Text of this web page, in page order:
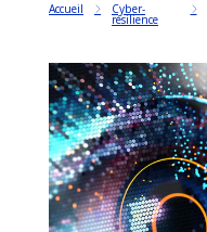
Accueil Cyber-
résilience